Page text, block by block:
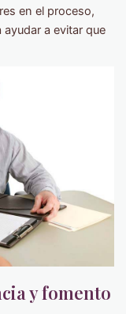
en el proceso,
a evitar que
y fomento